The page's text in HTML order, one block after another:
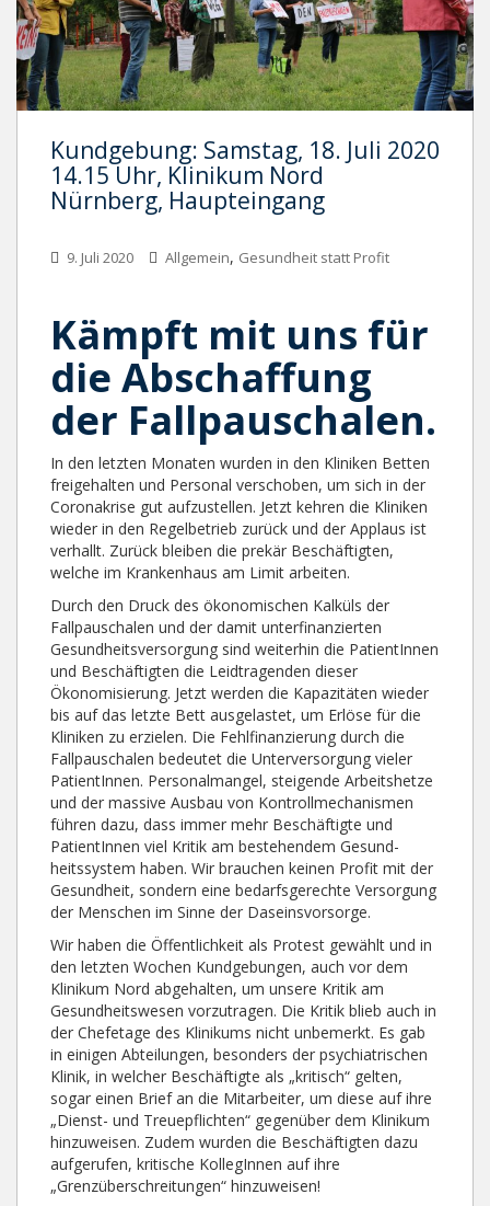
Kundgebung: Samstag, 18. Juli 2020
14.15 Uhr, Klinikum Nord
Nürnberg, Haupteingang
9. Juli 2020 Allgemein, Gesundheit statt Profit
Kämpft mit uns für
die Abschaffung
der Fallpauschalen.
In den letzten Monaten wurden in den Kliniken Betten
freigehalten und Personal verschoben, um sich in der
Coronakrise gut aufzustellen. Jetzt kehren die Kliniken
wieder in den Regelbetrieb zurück und der Applaus ist
verhallt. Zurück bleiben die prekär Beschäftigten,
welche im Krankenhaus am Limit arbeiten.
Durch den Druck des ökonomischen Kalküls der
Fallpauschalen und der damit unterfinanzierten
Gesundheitsversorgung sind weiterhin die PatientInnen
und Beschäftigten die Leidtragenden dieser
Ökonomisierung. Jetzt werden die Kapazitäten wieder
bis auf das letzte Bett ausgelastet, um Erlöse für die
Kliniken zu erzielen. Die Fehlfinanzierung durch die
Fallpauschalen bedeutet die Unterversorgung vieler
PatientInnen. Personalmangel, steigende Arbeitshetze
und der massive Ausbau von Kontrollmechanismen
führen dazu, dass immer mehr Beschäftigte und
Patient­Innen viel Kritik am bestehendem Gesund­
heitssystem haben. Wir brauchen keinen Profit mit der
Gesundheit, sondern eine bedarfsgerechte Versorgung
der Menschen im Sinne der Daseinsvorsorge.
Wir haben die Öffentlichkeit als Protest gewählt und in
den letzten Wochen Kundgebungen, auch vor dem
Klinikum Nord abgehalten, um unsere Kritik am
Gesundheitswesen vorzutragen. Die Kritik blieb auch in
der Chefetage des Klinikums nicht unbemerkt. Es gab
in einigen Abteilungen, besonders der psychiatrischen
Klinik, in welcher Beschäftigte als „kritisch“ gelten,
sogar einen Brief an die Mitarbeiter, um diese auf ihre
„Dienst- und Treuepflichten“ gegenüber dem Klinikum
hinzuweisen. Zudem wurden die Beschäftigten dazu
aufgerufen, kritische KollegInnen auf ihre
„Grenzüberschreitungen“ hinzuweisen!